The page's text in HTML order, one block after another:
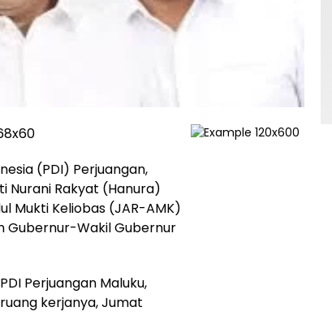
(PDI) Perjuangan,
Nurani Rakyat (Hanura)
Mukti Keliobas (JAR-AMK)
Gubernur-Wakil Gubernur
Perjuangan Maluku,
kerjanya, Jumat